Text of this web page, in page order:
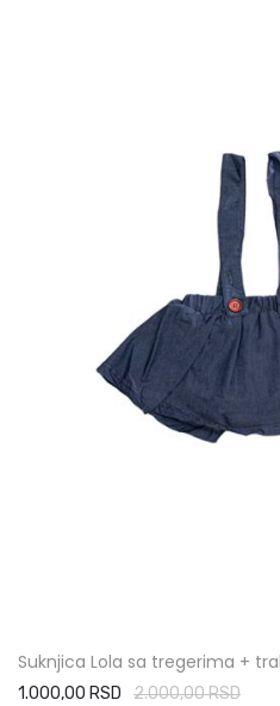
Suknjica Lola sa tregerima +
1.000,00 RSD 2.000,00 RSD